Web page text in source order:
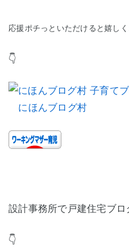
応援ポチっといただけると嬉し
👇
にほんブログ村
設計事務所で戸建住宅ブ
👇